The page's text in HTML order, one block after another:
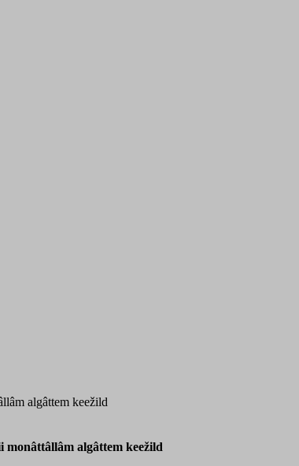
algâttem keežild
monâttâllâm algâttem keežild